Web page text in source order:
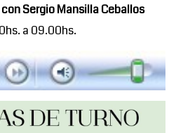
Sergio Mansilla Ceballos
a 09.00hs.